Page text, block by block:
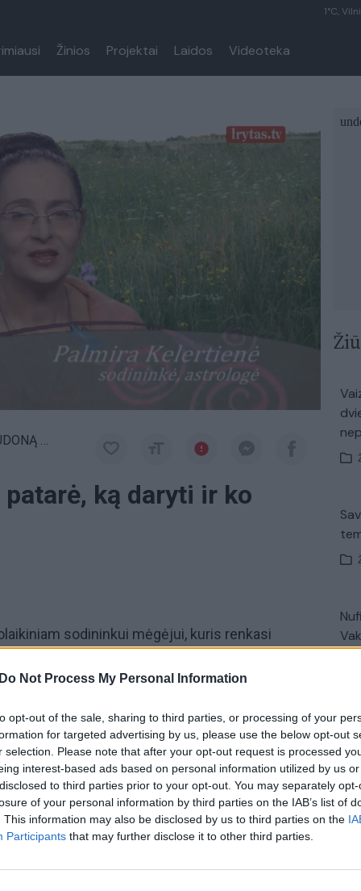
Do Not Process My Personal Information
opt-out of the sale, sharing to third parties, or processing of your
for targeted advertising by us, please use the below opt-out
selection. Please note that after your opt-out request is processed
interest-based ads based on personal information utilized by us
to third parties prior to your opt-out. You may separately
of your personal information by third parties on the IAB’s list of
This information may also be disclosed by us to third parties on the
Participants that may further disclose it to other third parties.
1°C,
Žinios Projektai Laidos Videoteka
ROŽĘ
ką daryti ir ko
sodininkui mėgėjui, kuris renkasi
formą, pažinimo būdą. Laidą žiūrėkite
ryto“ televiziją.
žvaigždės Astrologė Palmira